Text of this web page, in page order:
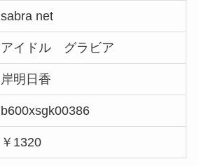
sabra net
アイドル グラビア
岸明日香
b600xsgk00386
￥1320